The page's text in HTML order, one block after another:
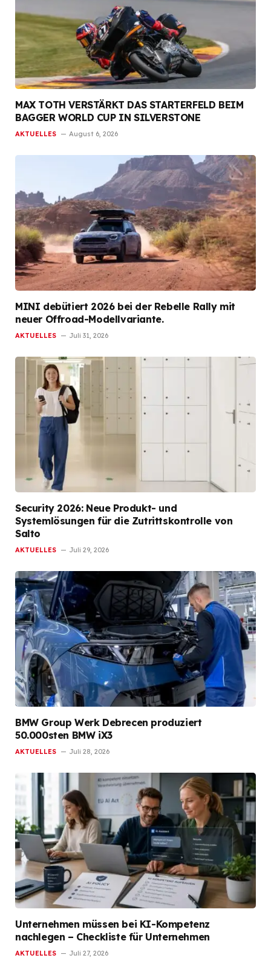
MAX TOTH VERSTÄRKT DAS STARTERFELD BEIM
BAGGER WORLD CUP IN SILVERSTONE
AKTUELLES August 6, 2026
MINI debütiert 2026 bei der Rebelle Rally mit
neuer Offroad-Modellvariante.
AKTUELLES Juli 31, 2026
Security 2026: Neue Produkt- und
Systemlösungen für die Zutrittskontrolle von
Salto
AKTUELLES Juli 29, 2026
BMW Group Werk Debrecen produziert
50.000sten BMW iX3
AKTUELLES Juli 28, 2026
Unternehmen müssen bei KI-Kompetenz
nachlegen – Checkliste für Unternehmen
AKTUELLES Juli 27, 2026